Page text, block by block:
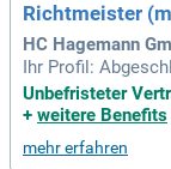
Richtmeister
HC Hagemann
Ihr Profil:
echaniker oder
chbare
Sichere Kenntnisse
Unbefristeter
+ weitere Benefits
mehr erfahren